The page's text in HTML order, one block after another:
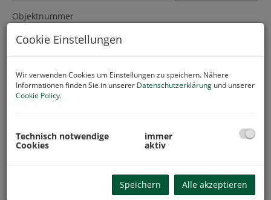
Objektnummer
Objektart
Wohnung ×
Zimmer
Cookie Einstellungen
Wir verwenden Cookies um Einstellungen zu speichern. Nähere
Informationen finden Sie in unserer Datenschutzerklärung und unserer
Cookie Policy.
Technisch notwendige
Cookies
immer
aktiv
Speichern Alle akzeptieren